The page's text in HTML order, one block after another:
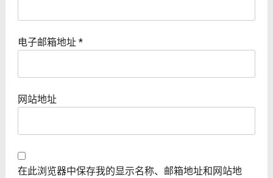
电子邮箱地址 *
网站地址
在此浏览器中保存我的显示名称、邮箱地址和网站地